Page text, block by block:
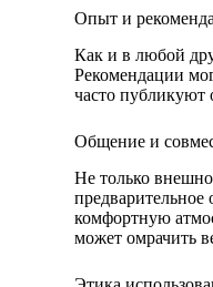
Опыт и
Как и в любой
Рекомендации
часто публикуют
Общение и
Не только
предварительное
комфортную
может омрачить